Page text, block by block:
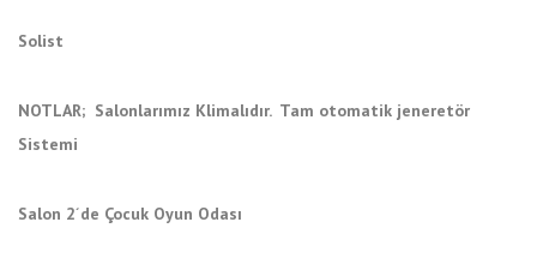
Solist
NOTLAR; Salonlarımız Klimalıdır. Tam otomatik jeneretör
Sistemi
Salon 2´de Çocuk Oyun Odası